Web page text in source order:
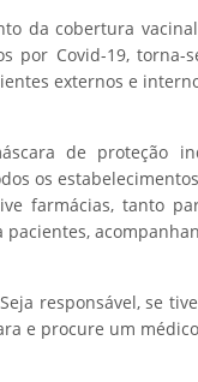
da cobertura
por Covid-19, torna-
externos e
de proteção
os
farmácias, tanto
pacientes,
responsável, se
e procure um